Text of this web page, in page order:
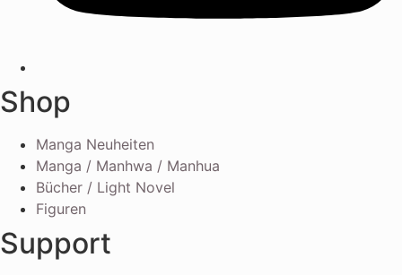
Shop
Manga Neuheiten
Manga / Manhwa / Manhua
Bücher / Light Novel
Figuren
Support